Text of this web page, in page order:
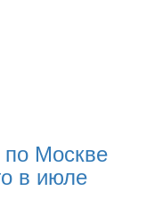
Москве
в июле